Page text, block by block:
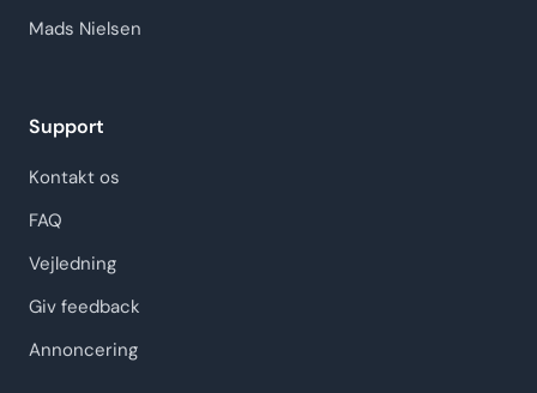
Mads Nielsen
Support
Kontakt os
FAQ
Vejledning
Giv feedback
Annoncering